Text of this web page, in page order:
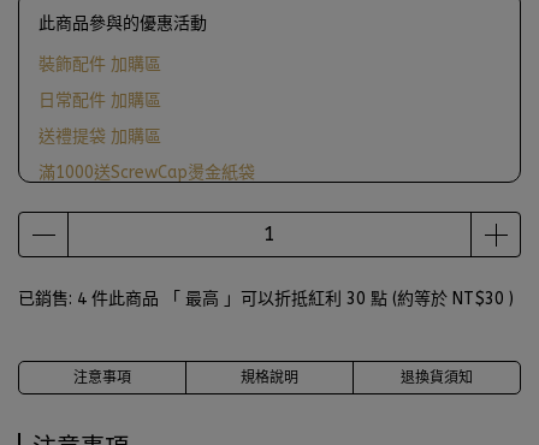
此商品參與的優惠活動
裝飾配件 加購區
日常配件 加購區
送禮提袋 加購區
滿1000送ScrewCap燙金紙袋
已銷售: 4 件此商品 「 最高 」可以折抵紅利 30 點 (約等於 NT$30 )
注意事項 規格說明 退換貨須知